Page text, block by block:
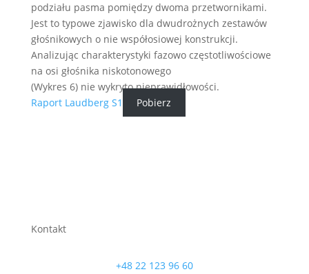
podziału pasma pomiędzy dwoma przetwornikami.
Jest to typowe zjawisko dla dwudrożnych zestawów
głośnikowych o nie współosiowej konstrukcji.
Analizując charakterystyki fazowo częstotliwościowe
na osi głośnika niskotonowego
(Wykres 6) nie wykryto nieprawidłowości.
Raport Laudberg S1
Pobierz
Kontakt
+48 22 123 96 60